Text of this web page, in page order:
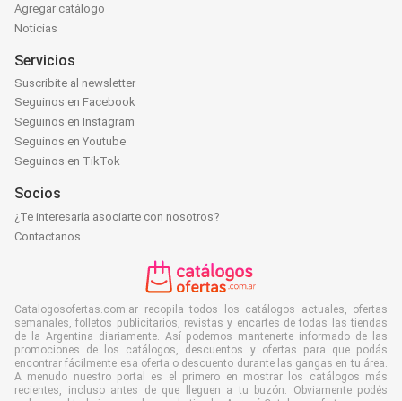
Agregar catálogo
Noticias
Servicios
Suscribite al newsletter
Seguinos en Facebook
Seguinos en Instagram
Seguinos en Youtube
Seguinos en TikTok
Socios
¿Te interesaría asociarte con nosotros?
Contactanos
Catalogosofertas.com.ar recopila todos los catálogos actuales, ofertas
semanales, folletos publicitarios, revistas y encartes de todas las tiendas
de la Argentina diariamente. Así podemos mantenerte informado de las
promociones de los catálogos, descuentos y ofertas para que podás
encontrar fácilmente esa oferta o descuento durante las gangas en tu área.
A menudo nuestro portal es el primero en mostrar los catálogos más
recientes, incluso antes de que lleguen a tu buzón. Obviamente podés